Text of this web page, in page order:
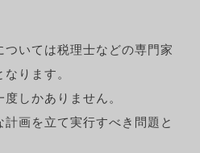
いては税理士などの専門家
ります。
しかありません。
画を立て実行すべき問題と